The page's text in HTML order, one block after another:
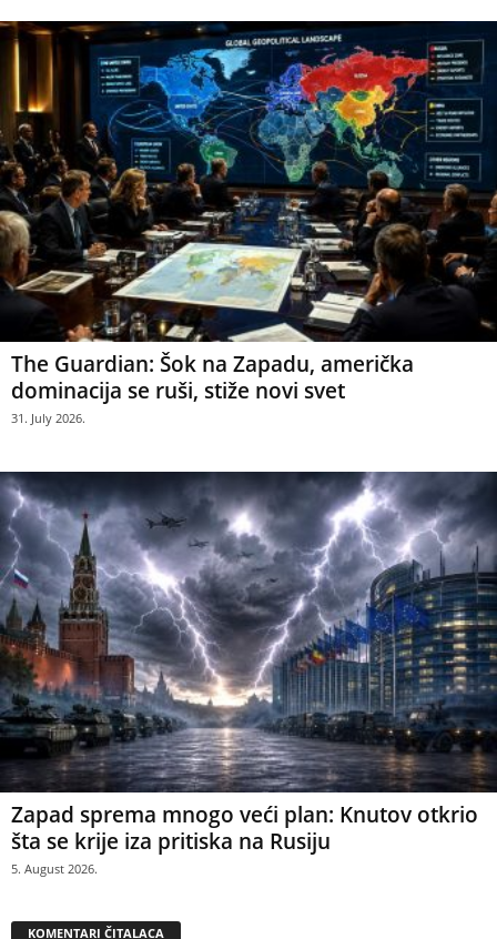
The Guardian: Šok na Zapadu, američka
dominacija se ruši, stiže novi svet
31. July 2026.
Zapad sprema mnogo veći plan: Knutov otkrio
šta se krije iza pritiska na Rusiju
5. August 2026.
KOMENTARI ČITALACA